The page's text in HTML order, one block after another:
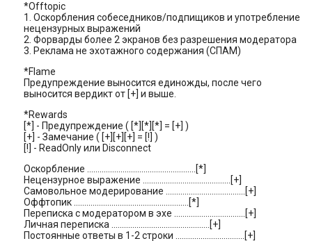
*Offtopic
1. Оскорбления собеседников/подпищиков и употребление
нецензурных выражений
2. Фоpваpды более 2 экpанов без pазpешения модеpатоpа
3. Реклама не эхотажного содержания (СПАМ)
*Flame
Предупреждение выносится единожды, после чего
выносится веpдикт от [+] и выше.
*Rewards
[*] - Предупреждение ( [*][*][*] = [+] )
[+] - Замечание ( [+][+][+] = [!] )
[!] - ReadOnly или Disconnect
Оскорбление ....................................................[*]
Hецензурное выражение ..........................................[+]
Самовольное модерирование ......................................[+]
Оффтопик .......................................................[*]
Переписка с модератором в эхе ..................................[+]
Личная переписка ...............................................[+]
Постоянные ответы в 1-2 строки .................................[+]